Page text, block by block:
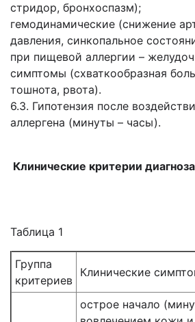
стридор, бронхоспазм);
гемодинамические (снижение
давления, синкопальное
при пищевой аллергии –
симптомы (схваткообразная
тошнота, рвота).
6.3. Гипотензия после
аллергена (минуты – часы).
Клинические критерии
Таблица 1
Группа
критериев
Клинические
острое начало